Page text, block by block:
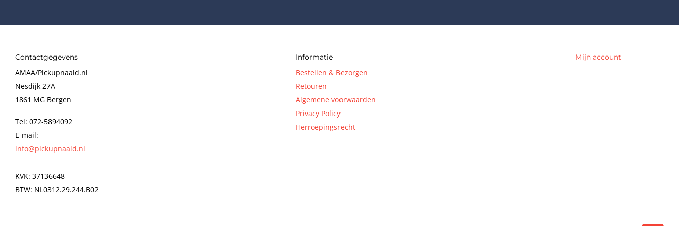
Contactgegevens
AMAA/Pickupnaald.nl
Nesdijk 27A
1861 MG Bergen
Tel: 072-5894092
E-mail:
info@pickupnaald.nl
KVK: 37136648
BTW: NL0312.29.244.B02
Informatie
Bestellen & Bezorgen
Retouren
Algemene voorwaarden
Privacy Policy
Herroepingsrecht
Mijn account